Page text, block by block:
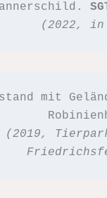
(2022, in
mit
(2019,